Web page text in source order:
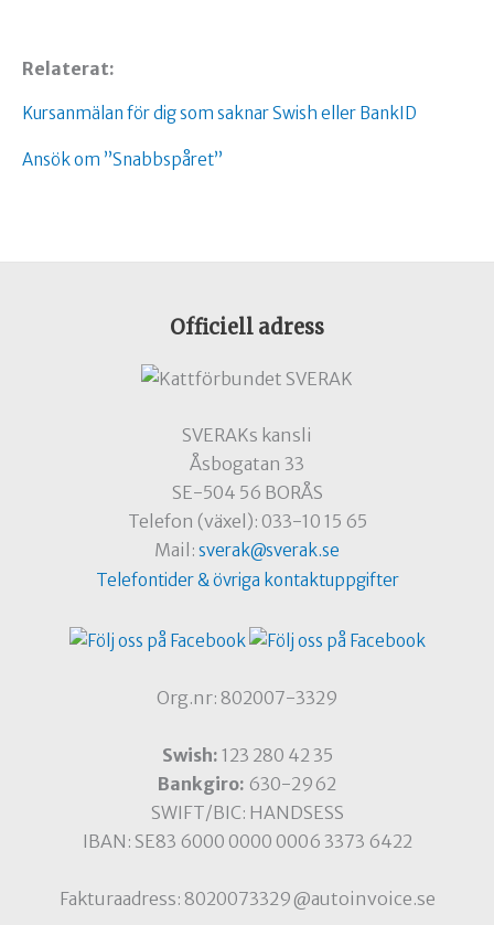
Relaterat:
Kursanmälan för dig som saknar Swish eller BankID
Ansök om ”Snabbspåret”
Officiell adress
SVERAKs kansli
Åsbogatan 33
SE-504 56 BORÅS
Telefon (växel): 033-10 15 65
Mail: sverak@sverak.se
Telefontider & övriga kontaktuppgifter
Org.nr: 802007-3329
Swish: 123 280 42 35
Bankgiro: 630-2962
SWIFT/BIC: HANDSESS
IBAN: SE83 6000 0000 0006 3373 6422
Fakturaadress: 8020073329@autoinvoice.se